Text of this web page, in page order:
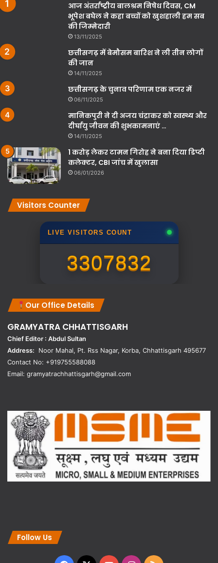
आज अंतर्राष्ट्रीय बालश्रम निषेध दिवस, CM
भूपेश बघेल ने कहा बच्चों को खुशहाली हम सब
की जिम्मेदारी
13/11/2025
छत्तीसगढ़ में बेमौसम बारिश ने ली तीन लोगों
की जान
14/11/2025
छत्तीसगढ़ के चुनाव परिणाम एक नजर में
06/11/2025
मानिकपुरी ने दी अजय चंद्राकर को स्वस्थ्य और
दीर्घायु जीवन की शुभकामनाएं …
14/11/2025
1 करोड़ लेकर टामन गिरोह ने बना दिया डिप्टी
कलेक्टर, CBI जांच में खुलासा
06/01/2026
Visitors Counter
LIVE VISITORS COUNT
3307832
Our Office Details
GRAMYATRA CHHATTISGARH
Chief Editor : Abdul Sultan
Address: Noor Mahal, Pt. Rss Nagar, Korba, Chhattisgarh 495677
Contact No: +919755588088
Email: gramyatrachhattisgarh@gmail.com
Follow Us